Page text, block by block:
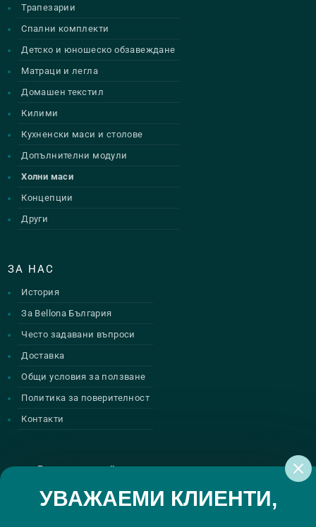
УВАЖАЕМИ КЛИЕНТИ,
Трапезарии
Спални комплекти
Детско и юношеско обзавеждане
Матраци и легла
Домашен текстил
Килими
Кухненски маси и столове
Допълнителни модули
Холни маси
Концепции
Други
ЗА НАС
История
За Bellona България
Често задавани въпроси
Доставка
Общи условия за ползване
Политика за поверителност
Контакти
Регистрирай се за нашите атрактивни